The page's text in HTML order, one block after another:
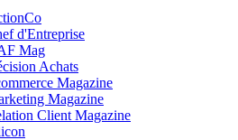
d'Entreprise
Mag
Achats
Magazine
Magazine
Client Magazine